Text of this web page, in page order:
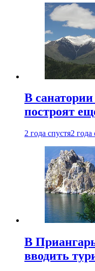
В
построят
2 года спустя2 года
В
вводить